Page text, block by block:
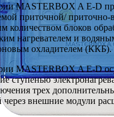
MASTERBOX A E-D
приточной/
количеством блоков
нагревателем и
охладителем (ККБ).
MASTERBOX A E-D
ступенью
трех
через внешние модули